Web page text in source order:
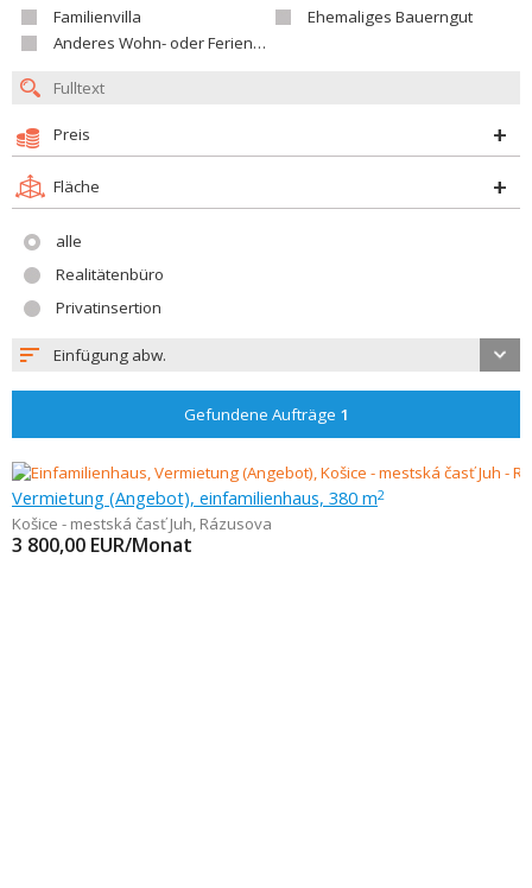
Familienvilla
Ehemaliges Bauerngut
Anderes Wohn- oder Ferienobjekt
Preis
Fläche
alle
Realitätenbüro
Privatinsertion
Einfügung abw.
Gefundene Aufträge 1
Vermietung (Angebot), einfamilienhaus, 380 m2
Košice - mestská časť Juh, Rázusova
3 800,00 EUR/Monat